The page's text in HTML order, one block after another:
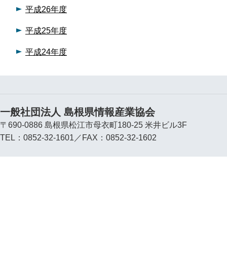
平成26年度
平成25年度
平成24年度
一般社団法人 島根県情報産業協会
〒690-0886 島根県松江市母衣町180-25 米井ビル3F
TEL：0852-32-1601／FAX：0852-32-1602